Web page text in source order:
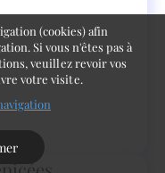
(cookies) afin
Si vous n'êtes pas à
veuillez revoir vos
votre visite.